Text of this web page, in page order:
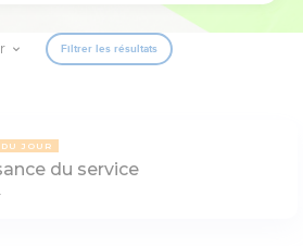
Filtrer les résultats
JOUR
du service